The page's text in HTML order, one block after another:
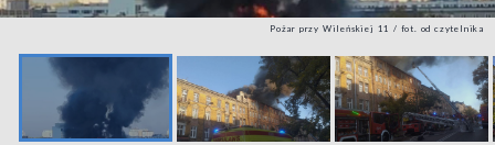
Pożar przy Wileńskiej 11 / fot. od czytelnika